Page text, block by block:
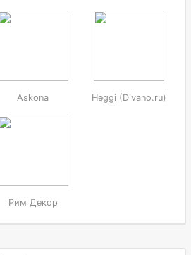
Askona Heggi (Divano.ru)
Рим Декор